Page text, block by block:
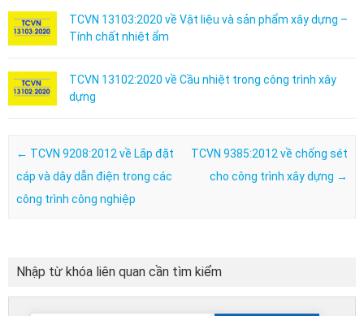
TCVN 13103:2020 về Vật liệu và sản phẩm xây dựng –
Tính chất nhiệt ẩm
TCVN 13102:2020 về Cầu nhiệt trong công trình xây
dựng
Post navigation
← TCVN 9208:2012 về Lắp đặt
cáp và dây dẫn điện trong các
công trình công nghiệp
TCVN 9385:2012 về chống sét
cho công trình xây dựng →
Nhập từ khóa liên quan cần tìm kiểm